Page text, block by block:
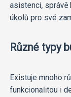
asistenci, správě
úkolů pro své
Různé typy
Existuje mnoho
funkcionalitou i